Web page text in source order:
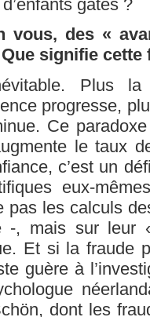
gâtés ?
vous, des «
signifie cette
Plus la
progresse,
Ce
le taux
c’est un
eux-
pas les calculs
-, mais sur leur
Et si la fraude
guère à
dont les